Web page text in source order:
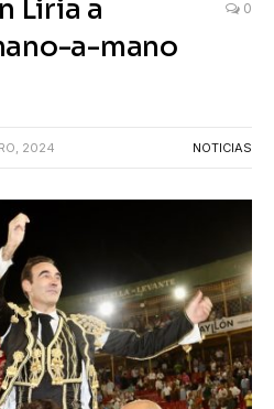
Liria a
a-mano
0
2024 NOTICIAS